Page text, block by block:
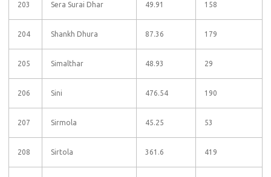
203 Sera Surai Dhar 49.91 158
204 Shankh Dhura 87.36 179
205 Simalthar 48.93 29
206 Sini 476.54 190
207 Sirmola 45.25 53
208 Sirtola 361.6 419